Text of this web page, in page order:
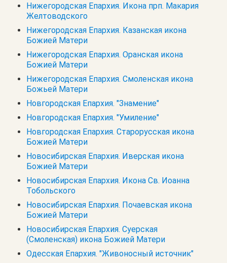
Нижегородская Епархия. Икона прп. Макария
Желтоводского
Нижегородская Епархия. Казанская икона
Божией Матери
Нижегородская Епархия. Оранская икона
Божией Матери
Нижегородская Епархия. Смоленская икона
Божьей Матери
Новгородская Епархия. "Знамение"
Новгородская Епархия. "Умиление"
Новгородская Епархия. Старорусская икона
Божией Матери
Новосибирская Епархия. Иверская икона
Божией Матери
Новосибирская Епархия. Икона Св. Иоанна
Тобольского
Новосибирская Епархия. Почаевская икона
Божией Матери
Новосибирская Епархия. Суерская
(Смоленская) икона Божией Матери
Одесская Епархия. "Живоносный источник"